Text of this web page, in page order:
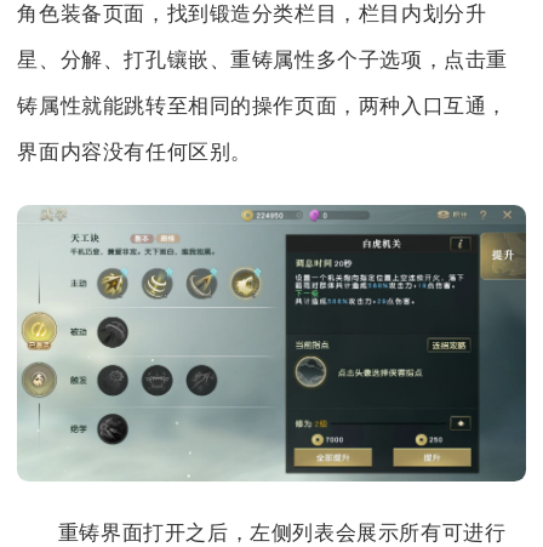
角色装备页面，找到锻造分类栏目，栏目内划分升
星、分解、打孔镶嵌、重铸属性多个子选项，点击重
铸属性就能跳转至相同的操作页面，两种入口互通，
界面内容没有任何区别。
重铸界面打开之后，左侧列表会展示所有可进行